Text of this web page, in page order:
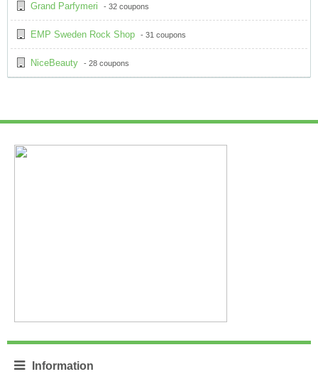
Grand Parfymeri - 32 coupons
EMP Sweden Rock Shop - 31 coupons
NiceBeauty - 28 coupons
Information